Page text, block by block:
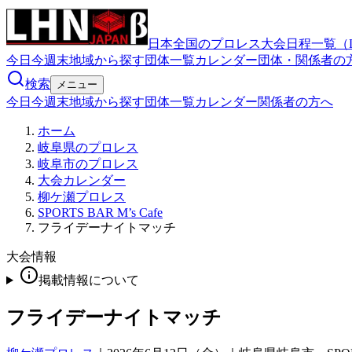
日本全国のプロレス大会日程一覧（
今日 今週末地域から探す団体一覧カレンダー団体・関係者の
検索
メニュー
今日 今週末地域から探す団体一覧カレンダー関係者の方へ
ホーム
岐阜県のプロレス
岐阜市のプロレス
大会カレンダー
柳ケ瀬プロレス
SPORTS BAR M’s Cafe
フライデーナイトマッチ
大会情報
掲載情報について
フライデーナイトマッチ